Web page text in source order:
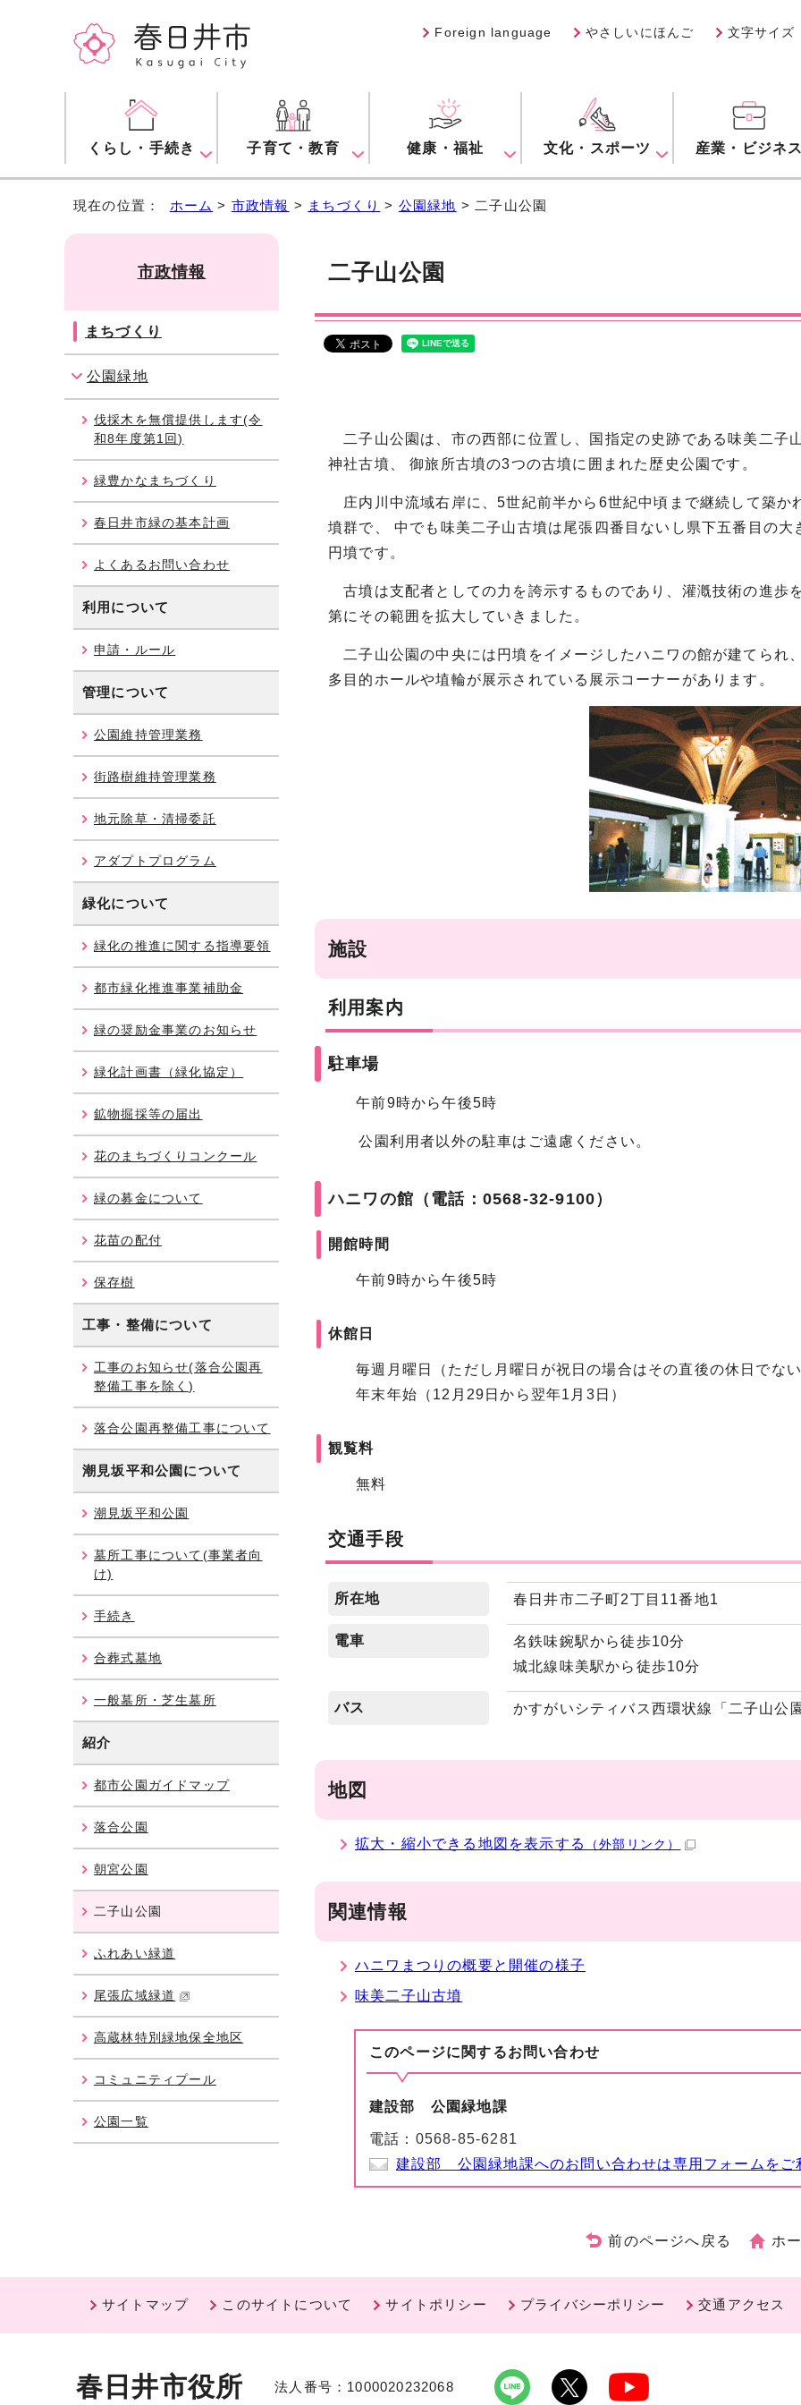
Foreign language やさしいにほんご 文字サイズ
くらし・手続き 子育て・教育 健康・福祉 文化・スポーツ 産業・ビジネ
現在の位置： ホーム > 市政情報 > まちづくり > 公園緑地 > 二子山公園
二子山公園
二子山公園は、市の西部に位置し、国指定の史跡である味美二子
神社古墳、 御旅所古墳の3つの古墳に囲まれた歴史公園です。
庄内川中流域右岸に、5世紀前半から6世紀中頃まで継続して築か
墳群で、 中でも味美二子山古墳は尾張四番目ないし県下五番目の大
円墳です。
古墳は支配者としての力を誇示するものであり、灌漑技術の進歩
第にその範囲を拡大していきました。
二子山公園の中央には円墳をイメージしたハニワの館が建てられ
多目的ホールや埴輪が展示されている展示コーナーがあります。
施設
利用案内
駐車場
午前9時から午後5時
公園利用者以外の駐車はご遠慮ください。
ハニワの館（電話：0568-32-9100）
開館時間
午前9時から午後5時
休館日
毎週月曜日（ただし月曜日が祝日の場合はその直後の休日でな
年末年始（12月29日から翌年1月3日）
観覧料
無料
交通手段
所在地 春日井市二子町2丁目11番地1
電車
名鉄味鋺駅から徒歩10分
城北線味美駅から徒歩10分
バス かすがいシティバス西環状線「二子山公
地図
拡大・縮小できる地図を表示する （外部リンク）
関連情報
ハニワまつりの概要と開催の様子
味美二子山古墳
このページに関するお問い合わせ
建設部 公園緑地課
電話： 0568-85-6281
建設部 公園緑地課へのお問い合わせは専用フォームをご
市政情報
まちづくり
公園緑地
伐採木を無償提供します(令
和8年度第1回)
緑豊かなまちづくり
春日井市緑の基本計画
よくあるお問い合わせ
利用について
申請・ルール
管理について
公園維持管理業務
街路樹維持管理業務
地元除草・清掃委託
アダプトプログラム
緑化について
緑化の推進に関する指導要領
都市緑化推進事業補助金
緑の奨励金事業のお知らせ
緑化計画書（緑化協定）
鉱物掘採等の届出
花のまちづくりコンクール
緑の募金について
花苗の配付
保存樹
工事・整備について
工事のお知らせ(落合公園再
整備工事を除く)
落合公園再整備工事について
潮見坂平和公園 について
潮見坂平和公園
墓所工事について(事業者向
け)
手続き
合葬式墓地
一般墓所・芝生墓所
紹介
都市公園ガイドマップ
落合公園
朝宮公園
二子山公園
ふれあい緑道
尾張広域緑道
高蔵林特別緑地保全地区
コミュニティプール
公園一覧
前のページへ戻る ホ
サイトマップ このサイトについて サイトポリシー プライバシーポリシー 交通アクセス
春日井市役所 法人番号：1000020232068